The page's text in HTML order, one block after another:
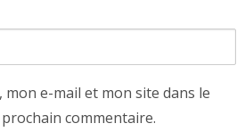
e-mail et mon site dans le
commentaire.